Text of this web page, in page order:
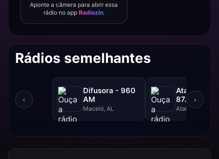
Aponte a câmera para abrir essa
rádio no app Radiozin.
Rádios semelhantes
‹
Difusora - 960
AM
Maceió, AL
Atalaia FM -
87.9 FM
Atalaia, AL
›